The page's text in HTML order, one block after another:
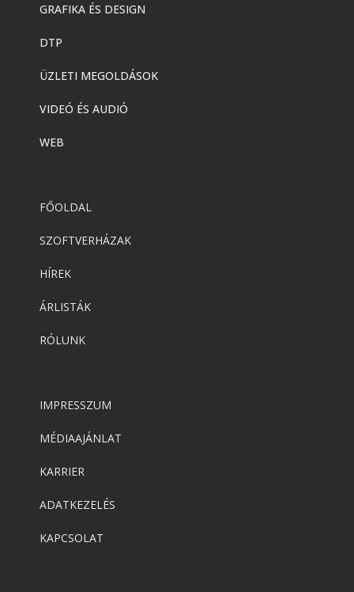
GRAFIKA ÉS DESIGN
DTP
ÜZLETI MEGOLDÁSOK
VIDEÓ ÉS AUDIÓ
WEB
FŐOLDAL
SZOFTVERHÁZAK
HÍREK
ÁRLISTÁK
RÓLUNK
IMPRESSZUM
MÉDIAAJÁNLAT
KARRIER
ADATKEZELÉS
KAPCSOLAT